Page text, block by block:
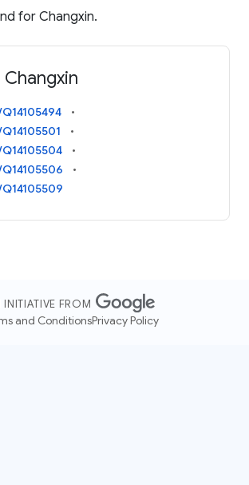
for Changxin.
Changxin
INITIATIVE FROM
and ConditionsPrivacy Policy